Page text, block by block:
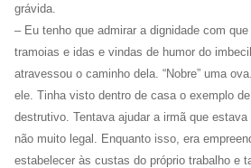
grávida.
– Eu tenho que admirar a dignidade com
tramoias e idas e vindas de humor do
atravessou o caminho dela. “Nobre” uma
ele. Tinha visto dentro de casa o exemplo
destrutivo. Tentava ajudar a irmã que
não muito legal. Enquanto isso, era
estabelecer às custas do próprio trabalho e